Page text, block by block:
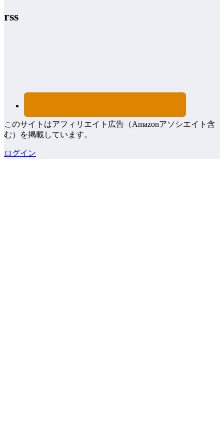
rss
このサイトはアフィリエイト広告（Amazonアソシエイト含
む）を掲載しています。
ログイン